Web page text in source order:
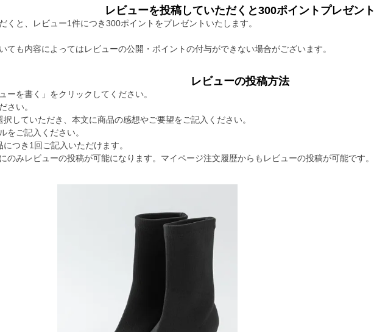
レビューを投稿していただくと300ポイントプレゼント
くと、レビュー1件につき300ポイントをプレゼントいたします。
ても内容によってはレビューの公開・ポイントの付与ができない場合がございます。
レビューの投稿方法
ーを書く」をクリックしてください。
さい。
していただき、本文に商品の感想やご要望をご記入ください。
をご記入ください。
つき1回ご記入いただけます。
のみレビューの投稿が可能になります。マイページ注文履歴からもレビューの投稿が可能です。